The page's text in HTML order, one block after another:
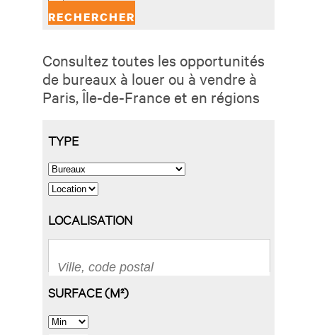
Consultez toutes les opportunités
de bureaux à louer ou à vendre à
Paris, Île-de-France et en régions